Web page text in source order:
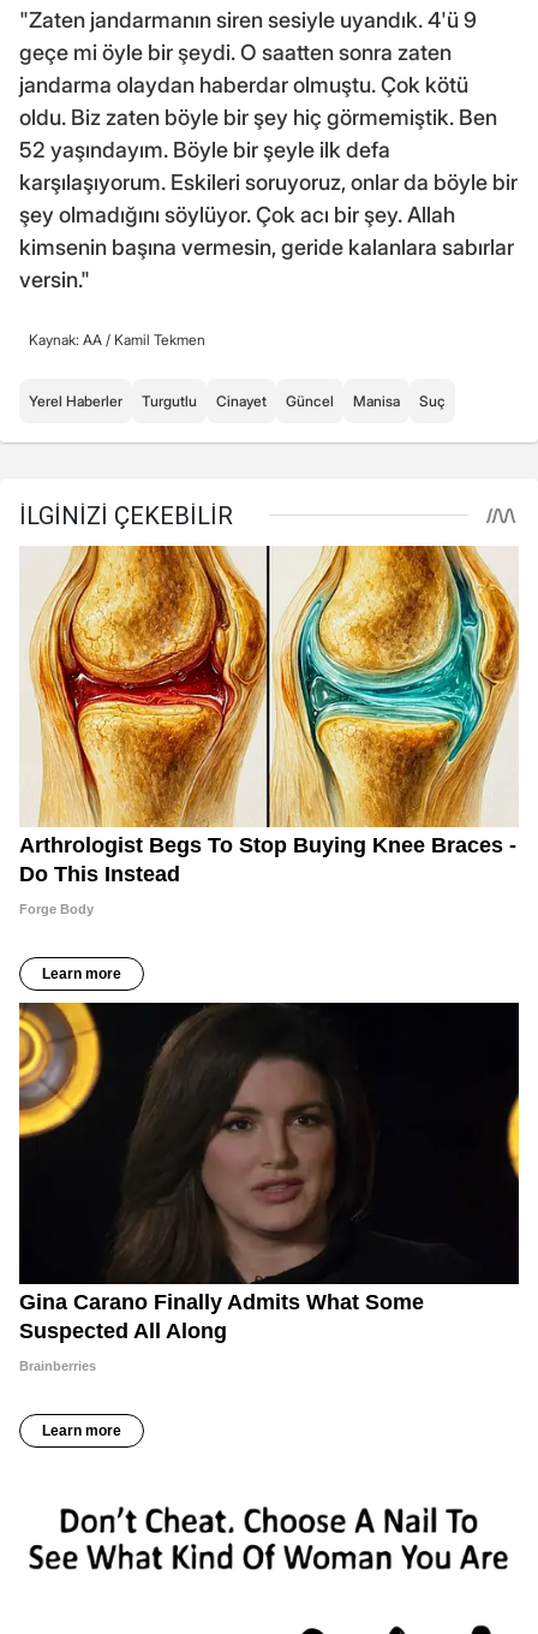
"Zaten jandarmanın siren sesiyle uyandık. 4'ü 9
geçe mi öyle bir şeydi. O saatten sonra zaten
jandarma olaydan haberdar olmuştu. Çok kötü
oldu. Biz zaten böyle bir şey hiç görmemiştik. Ben
52 yaşındayım. Böyle bir şeyle ilk defa
karşılaşıyorum. Eskileri soruyoruz, onlar da böyle bir
şey olmadığını söylüyor. Çok acı bir şey. Allah
kimsenin başına vermesin, geride kalanlara sabırlar
versin."
Kaynak: AA / Kamil Tekmen
Yerel Haberler Turgutlu Cinayet Güncel Manisa Suç